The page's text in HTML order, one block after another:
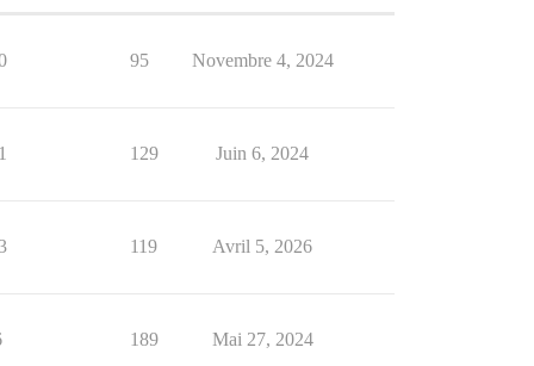
95 Novembre 4, 2024
129 Juin 6, 2024
119 Avril 5, 2026
189 Mai 27, 2024